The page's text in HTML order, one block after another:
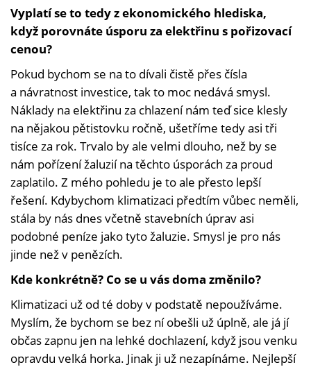
Vyplatí se to tedy z ekonomického hlediska,
když porovnáte úsporu za elektřinu s pořizovací
cenou?
Pokud bychom se na to dívali čistě přes čísla
a návratnost investice, tak to moc nedává smysl.
Náklady na elektřinu za chlazení nám teď sice klesly
na nějakou pětistovku ročně, ušetříme tedy asi tři
tisíce za rok. Trvalo by ale velmi dlouho, než by se
nám pořízení žaluzií na těchto úsporách za proud
zaplatilo. Z mého pohledu je to ale přesto lepší
řešení. Kdybychom klimatizaci předtím vůbec neměli,
stála by nás dnes včetně stavebních úprav asi
podobné peníze jako tyto žaluzie. Smysl je pro nás
jinde než v penězích.
Kde konkrétně? Co se u vás doma změnilo?
Klimatizaci už od té doby v podstatě nepoužíváme.
Myslím, že bychom se bez ní obešli už úplně, ale já jí
občas zapnu jen na lehké dochlazení, když jsou venku
opravdu velká horka. Jinak ji už nezapínáme. Nejlepší